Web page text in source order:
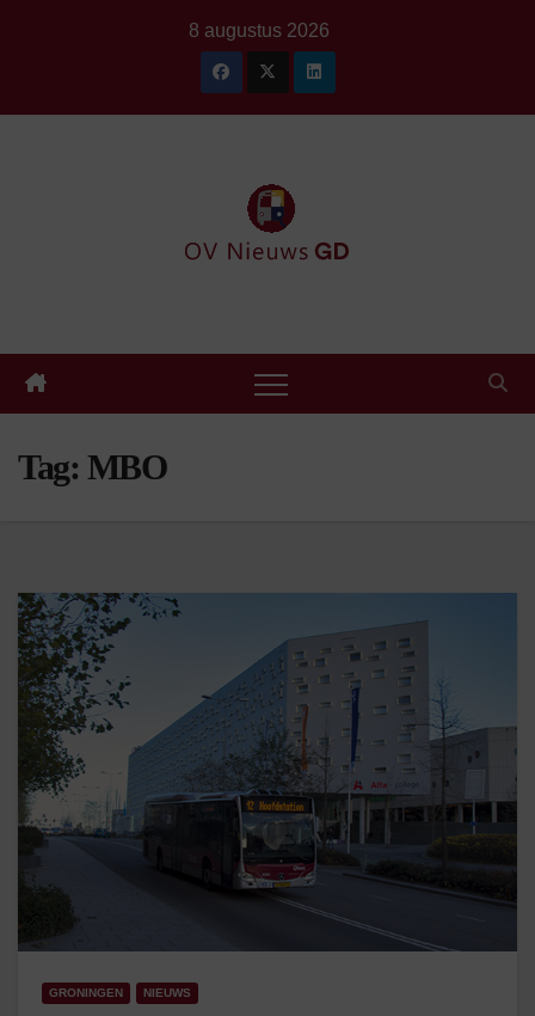
8 augustus 2026
Tag: MBO
GRONINGEN NIEUWS